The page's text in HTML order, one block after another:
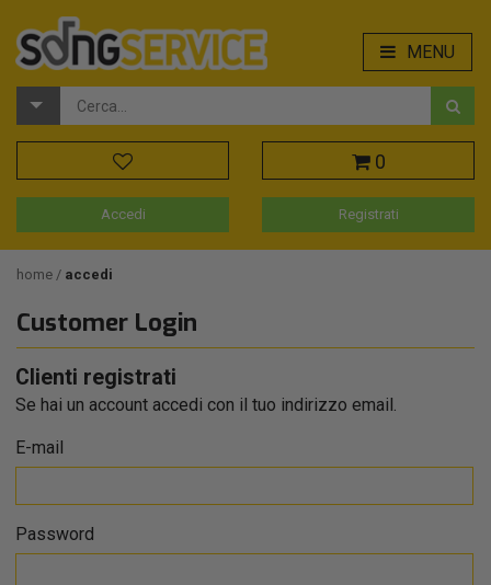
MENU
0
Accedi Registrati
home accedi
Customer Login
Clienti registrati
Se hai un account accedi con il tuo indirizzo email.
E-mail
Password